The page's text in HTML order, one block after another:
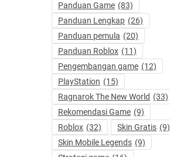
Panduan Game (83)
Panduan Lengkap (26)
Panduan pemula (20)
Panduan Roblox (11)
Pengembangan game (12)
PlayStation (15)
Ragnarok The New World (33)
Rekomendasi Game (9)
Roblox (32) Skin Gratis (9)
Skin Mobile Legends (9)